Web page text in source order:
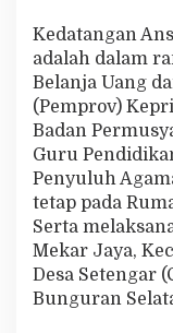
Kedatangan
adalah dalam
Belanja Uang
(Pemprov)
Badan
Guru
Penyuluh
tetap pada
Serta
Mekar Jaya,
Desa Setengar
Bunguran